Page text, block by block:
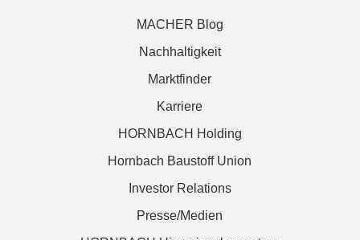
MACHER Blog
Nachhaltigkeit
Marktfinder
Karriere
HORNBACH Holding
Hornbach Baustoff Union
Investor Relations
Presse/Medien